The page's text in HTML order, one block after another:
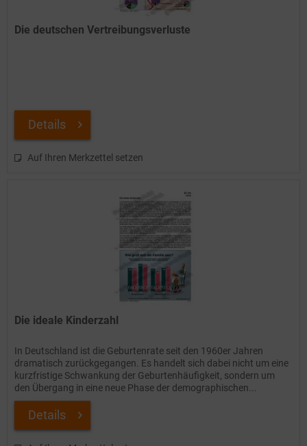
Die deutschen Vertreibungsverluste
Details
Auf Ihren Merkzettel setzen
Die ideale Kinderzahl
In Deutschland ist die Geburtenrate seit den 1960er Jahren
dramatisch zurückgegangen. Es handelt sich dabei nicht um eine
kurzfristige Schwankung der Geburtenhäufigkeit‚ sondern um
den Übergang in eine neue Phase der demographischen...
Details